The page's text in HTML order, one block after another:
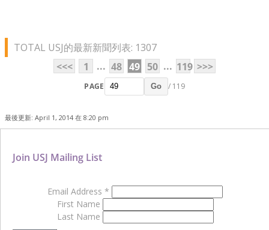
TOTAL USJ的最新新聞列表: 1307
<<<
1 ... 48 49 50 ... 119 >>>
PAGE Go / 119
最後更新: April 1, 2014 在 8:20 pm
Join USJ Mailing List
Email Address *
First Name
Last Name